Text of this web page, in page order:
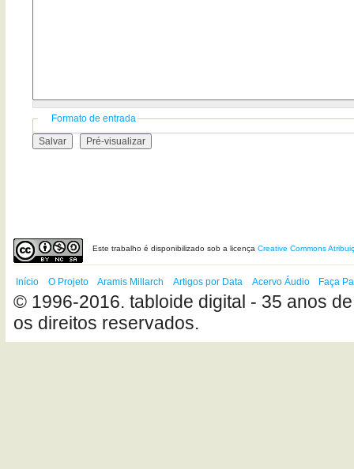
Formato de entrada
Estetrabalho é disponibilizado sob a licençaCreative Commons
Início O Projeto Aramis Millarch Artigos por Data Acervo Áudio Faça
© 1996-2016. tabloide digital - 35 anos
os direitos reservados.